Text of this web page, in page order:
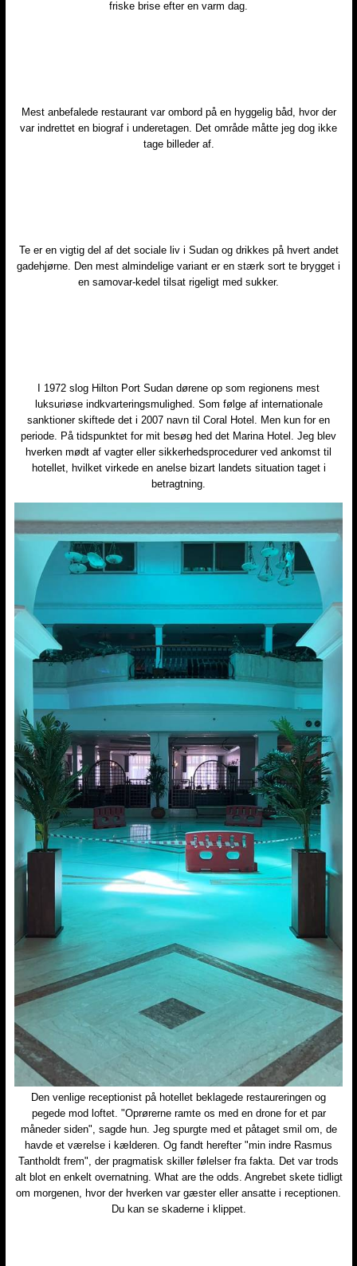
friske brise efter en varm dag.
Mest anbefalede restaurant var ombord på en hyggelig båd, hvor der
var indrettet en biograf i underetagen. Det område måtte jeg dog ikke
tage billeder af.​
Te er en vigtig del af det sociale liv i Sudan og drikkes på hvert andet
gadehjørne. Den mest almindelige variant er en stærk sort te brygget i
en samovar-kedel tilsat rigeligt med sukker.​
I 1972 slog Hilton Port Sudan dørene op som regionens mest
luksuriøse indkvarteringsmulighed. Som følge af internationale
sanktioner skiftede det i 2007 navn til Coral Hotel​. Men kun for en
periode. På tidspunktet for mit besøg hed det Marina Hotel. Jeg blev
hverken mødt af vagter eller sikkerhedsprocedurer ved ankomst til
hotellet, hvilket virkede en anelse bizart landets situation taget i
betragtning.
Den venlige receptionist på hotellet beklagede restaureringen og
pegede mod loftet. "Oprørerne ramte os med en drone for et par
måneder siden", sagde hun. Jeg spurgte med et påtaget smil om, de
havde et værelse i kælderen. Og fandt herefter "min indre Rasmus
Tantholdt frem", der pragmatisk skiller følelser fra fakta. Det var trods
alt blot en enkelt overnatning. What are the odds. Angrebet skete tidligt
om morgenen, hvor der hverken var gæster eller ansatte i receptionen.
Du kan se skaderne i klippet.